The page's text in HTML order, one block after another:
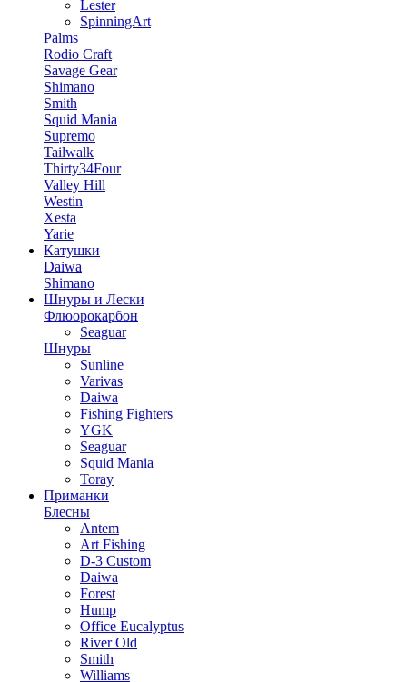
Lester
SpinningArt
Palms
Rodio Craft
Savage Gear
Shimano
Smith
Squid Mania
Supremo
Tailwalk
Thirty34Four
Valley Hill
Westin
Xesta
Yarie
Катушки
Daiwa
Shimano
Шнуры и Лески
Флюорокарбон
Seaguar
Шнуры
Sunline
Varivas
Daiwa
Fishing Fighters
YGK
Seaguar
Squid Mania
Toray
Приманки
Блесны
Antem
Art Fishing
D-3 Custom
Daiwa
Forest
Hump
Office Eucalyptus
River Old
Smith
Williams